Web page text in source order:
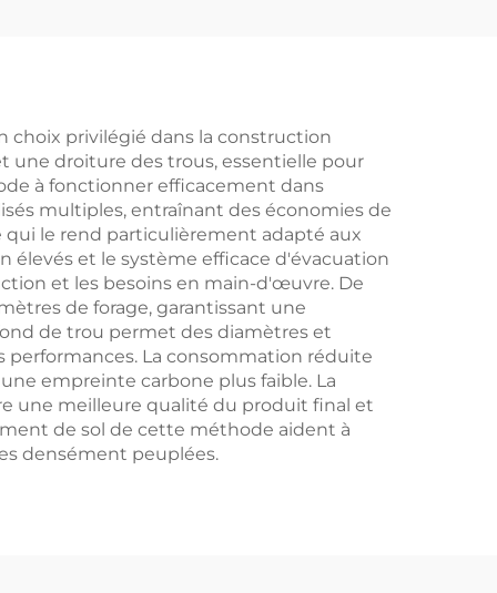
choix privilégié dans la construction
une droiture des trous, essentielle pour
à fonctionner efficacement dans
multiples, entraînant des économies de
qui le rend particulièrement adapté aux
et le système efficace d'évacuation
et les besoins en main-d'œuvre. De
de forage, garantissant une
de trou permet des diamètres et
La consommation réduite
empreinte carbone plus faible. La
une meilleure qualité du produit final et
de sol de cette méthode aident à
densément peuplées.